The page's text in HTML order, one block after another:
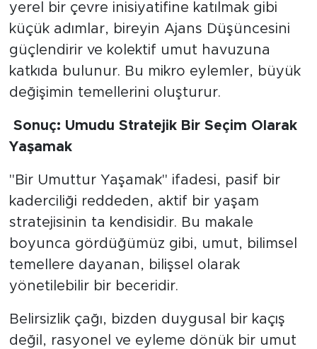
yerel bir çevre inisiyatifine katılmak gibi
küçük adımlar, bireyin Ajans Düşüncesini
güçlendirir ve kolektif umut havuzuna
katkıda bulunur. Bu mikro eylemler, büyük
değişimin temellerini oluşturur.
Sonuç: Umudu Stratejik Bir Seçim Olarak
Yaşamak
​"Bir Umuttur Yaşamak" ifadesi, pasif bir
kaderciliği reddeden, aktif bir yaşam
stratejisinin ta kendisidir. Bu makale
boyunca gördüğümüz gibi, umut, bilimsel
temellere dayanan, bilişsel olarak
yönetilebilir bir beceridir.
​Belirsizlik çağı, bizden duygusal bir kaçış
değil, rasyonel ve eyleme dönük bir umut